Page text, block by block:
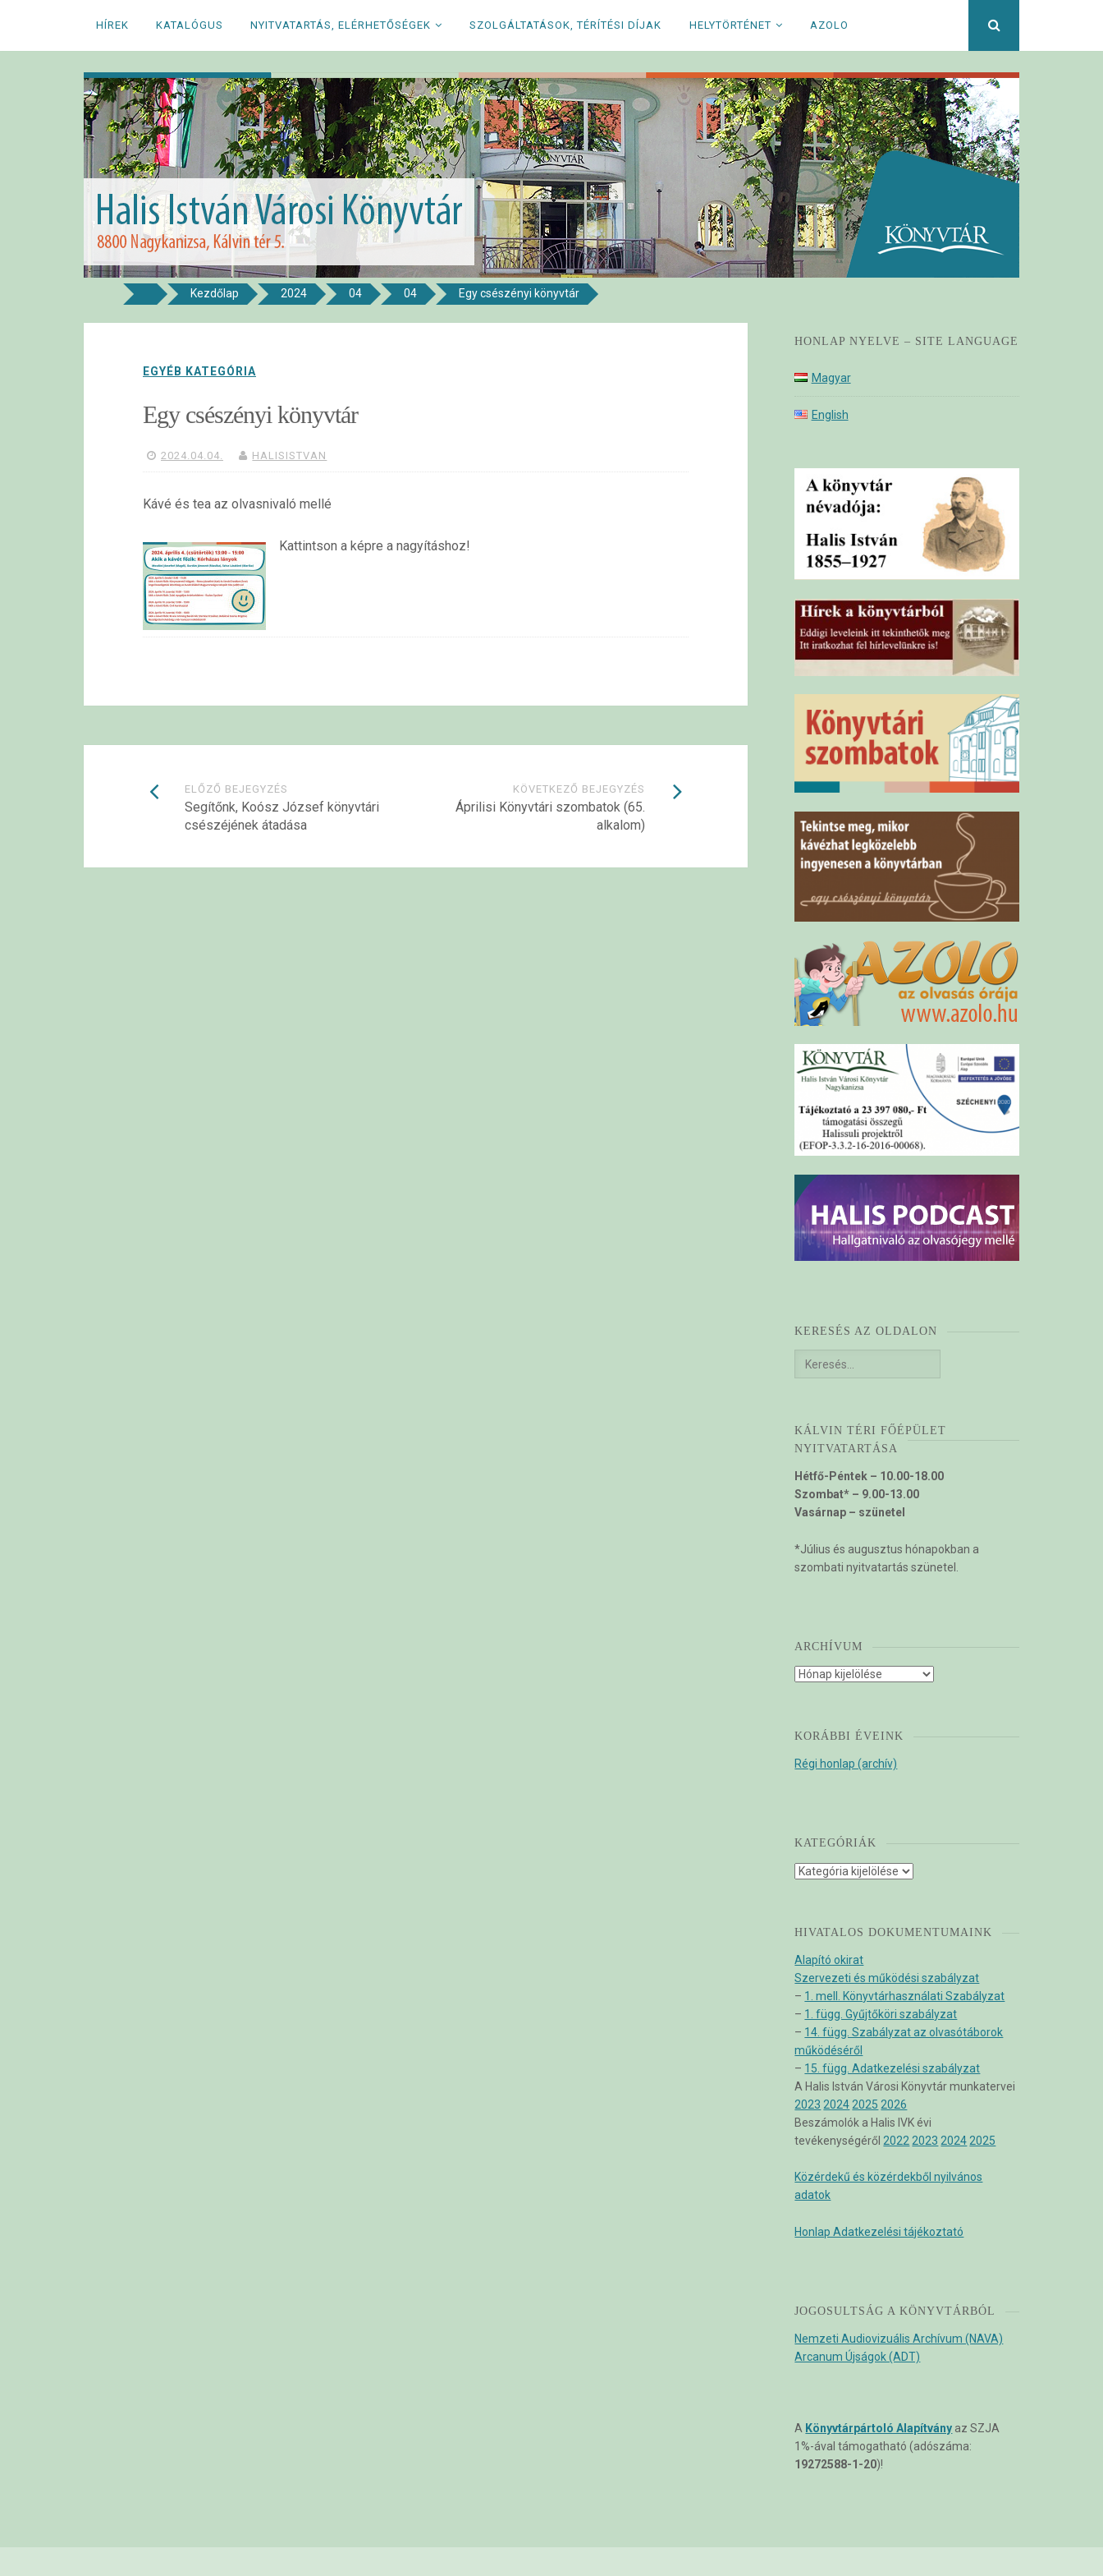
HÍREK KATALÓGUS NYITVATARTÁS, ELÉRHETŐSÉGEK SZOLGÁLTATÁSOK, TÉRÍTÉSI DÍJAK HELYTÖRTÉNET AZOLO
Halis István Városi Könyvtár
Kezdőlap 2024 04 04 Egy csészényi könyvtár
EGYÉB KATEGÓRIA
Egy csészényi könyvtár
2024.04.04. HALISISTVAN
Kávé és tea az olvasnivaló mellé
Kattintson a képre a nagyításhoz!
Bejegyzések
navigációja
ELŐZŐ BEJEGYZÉS
Segítőnk, Koósz József könyvtári
csészéjének átadása
KÖVETKEZŐ BEJEGYZÉS
Áprilisi Könyvtári szombatok (65.
alkalom)
HONLAP NYELVE – SITE LANGUAGE
Magyar
English
KERESÉS AZ OLDALON
Keresés:
KÁLVIN TÉRI FŐÉPÜLET
NYITVATARTÁSA
Hétfő-Péntek – 10.00-18.00
Szombat* – 9.00-13.00
Vasárnap – szünetel
*Július és augusztus hónapokban a
szombati nyitvatartás szünetel.
ARCHÍVUM
Archívum
KORÁBBI ÉVEINK
Régi honlap (archív)
KATEGÓRIÁK
Kategóriák
HIVATALOS DOKUMENTUMAINK
Alapító okirat
Szervezeti és működési szabályzat
– 1. mell. Könyvtárhasználati Szabályzat
– 1. függ. Gyűjtőköri szabályzat
– 14. függ. Szabályzat az olvasótáborok
működéséről
– 15. függ. Adatkezelési szabályzat
A Halis István Városi Könyvtár munkatervei
2023 2024 2025 2026
Beszámolók a Halis IVK évi
tevékenységéről 2022 2023 2024 2025
Közérdekű és közérdekből nyilvános
adatok
Honlap Adatkezelési tájékoztató
JOGOSULTSÁG A KÖNYVTÁRBÓL
Nemzeti Audiovizuális Archívum (NAVA)
Arcanum Újságok (ADT)
A Könyvtárpártoló Alapítvány az SZJA
1%-ával támogatható (adószáma:
19272588-1-20)!